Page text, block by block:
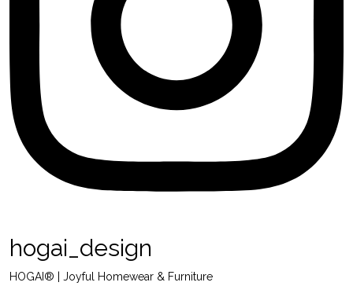
hogai_design
HOGAI® | Joyful Homewear & Furniture